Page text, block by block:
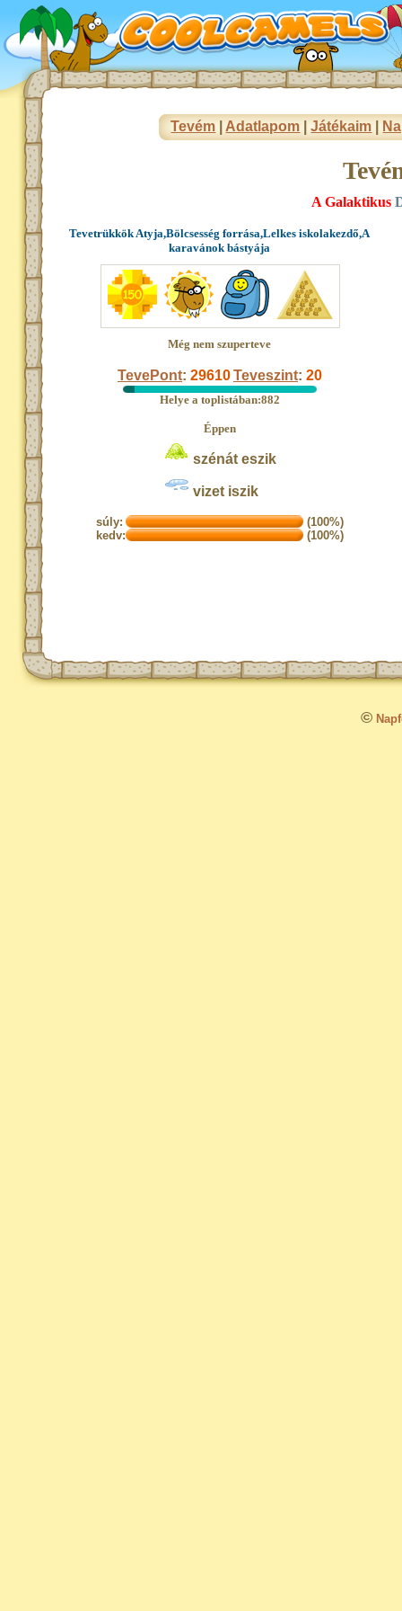
Tevém Adatlapom |Játékaim
A Galaktikus
Tevetrükkök Atyja,Bölcsesség forrása,Lelkes iskolakezdő,A
karavánok bástyája
Még nem szuperteve
TevePont: 29610Teveszint: 20
Helye a toplistában:882
Éppen
szénát eszik
vizet iszik
súly:
(100%)
kedv:
(100%)
©